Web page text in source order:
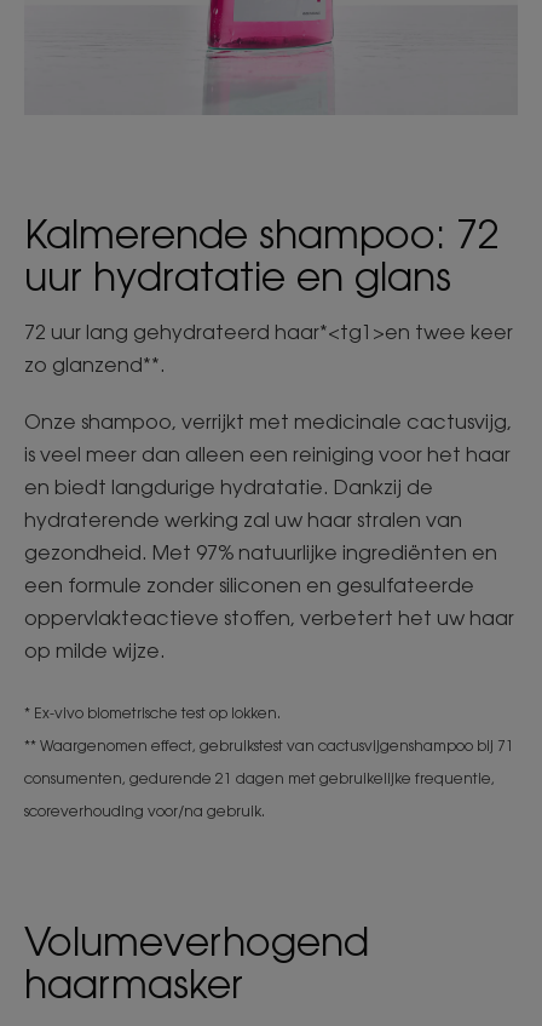
Kalmerende shampoo: 72
uur hydratatie en glans
72 uur lang gehydrateerd haar*<tg1>en twee keer
zo glanzend**.
Onze shampoo, verrijkt met medicinale cactusvijg,
is veel meer dan alleen een reiniging voor het haar
en biedt langdurige hydratatie. Dankzij de
hydraterende werking zal uw haar stralen van
gezondheid. Met 97% natuurlijke ingrediënten en
een formule zonder siliconen en gesulfateerde
oppervlakteactieve stoffen, verbetert het uw haar
op milde wijze.
* Ex-vivo biometrische test op lokken.
** Waargenomen effect, gebruikstest van cactusvijgenshampoo bij 71
consumenten, gedurende 21 dagen met gebruikelijke frequentie,
scoreverhouding voor/na gebruik.
Volumeverhogend
haarmasker